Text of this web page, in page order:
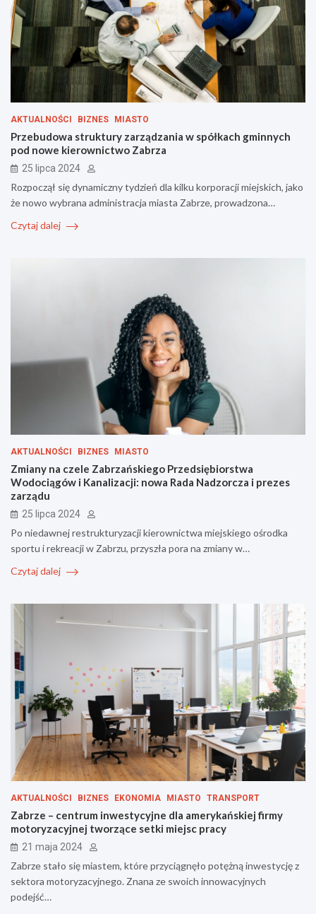
AKTUALNOŚCI BIZNES MIASTO
Przebudowa struktury zarządzania w spółkach gminnych
pod nowe kierownictwo Zabrza
25 lipca 2024
Rozpoczął się dynamiczny tydzień dla kilku korporacji miejskich, jako
że nowo wybrana administracja miasta Zabrze, prowadzona…
Czytaj dalej
AKTUALNOŚCI BIZNES MIASTO
Zmiany na czele Zabrzańskiego Przedsiębiorstwa
Wodociągów i Kanalizacji: nowa Rada Nadzorcza i prezes
zarządu
25 lipca 2024
Po niedawnej restrukturyzacji kierownictwa miejskiego ośrodka
sportu i rekreacji w Zabrzu, przyszła pora na zmiany w…
Czytaj dalej
AKTUALNOŚCI BIZNES EKONOMIA MIASTO TRANSPORT
Zabrze – centrum inwestycyjne dla amerykańskiej firmy
motoryzacyjnej tworzące setki miejsc pracy
21 maja 2024
Zabrze stało się miastem, które przyciągnęło potężną inwestycję z
sektora motoryzacyjnego. Znana ze swoich innowacyjnych
podejść…